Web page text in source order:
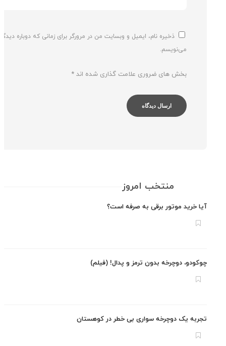
ذخیره نام، ایمیل و وبسایت من در مرورگر برای زمانی که دوباره دیدگاهی
بخش های ضروری علامت گذاری شده اند *
منتخب امروز
خرید موتور برقی به صرفه است؟
دوچرخه بدون ترمز و پدال! (فیلم)
یک دوچرخه سواری بی خطر در کوهستان